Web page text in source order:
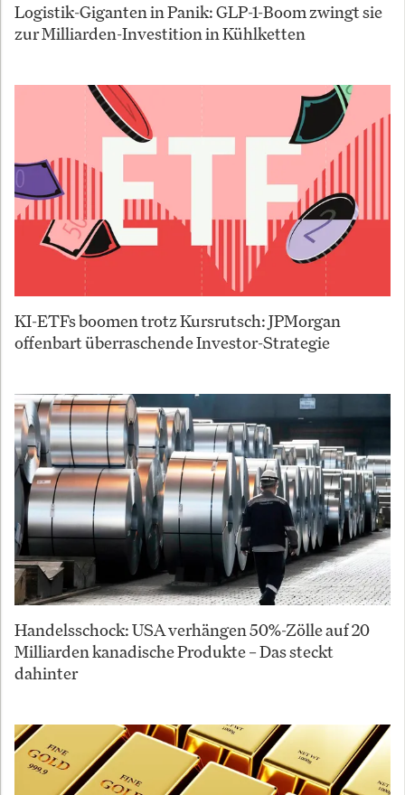
Logistik-Giganten in Panik: GLP-1-Boom zwingt sie
zur Milliarden-Investition in Kühlketten
KI-ETFs boomen trotz Kursrutsch: JPMorgan
offenbart überraschende Investor-Strategie
Handelsschock: USA verhängen 50%-Zölle auf 20
Milliarden kanadische Produkte – Das steckt
dahinter